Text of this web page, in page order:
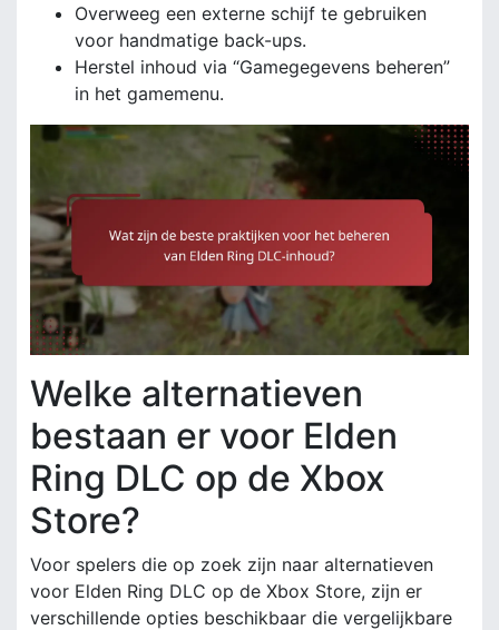
Overweeg een externe schijf te gebruiken
voor handmatige back-ups.
Herstel inhoud via “Gamegegevens beheren”
in het gamemenu.
Welke alternatieven
bestaan er voor Elden
Ring DLC op de Xbox
Store?
Voor spelers die op zoek zijn naar alternatieven
voor Elden Ring DLC op de Xbox Store, zijn er
verschillende opties beschikbaar die vergelijkbare